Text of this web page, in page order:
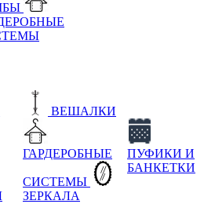
ВЕШАЛКИ
ГАРДЕРОБНЫЕ
СИСТЕМЫ
ЗЕРКАЛА
ПУФИКИ И
БАНКЕТКИ